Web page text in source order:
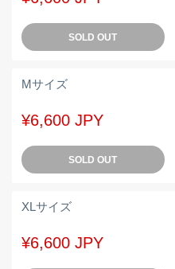
SOLD OUT
Mサイズ
¥6,600 JPY
SOLD OUT
XLサイズ
¥6,600 JPY